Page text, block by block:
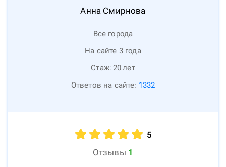
Анна Смирнова
Все города
На сайте 3 года
Стаж: 20лет
Ответов на сайте: 1332
5
Отзывы 1